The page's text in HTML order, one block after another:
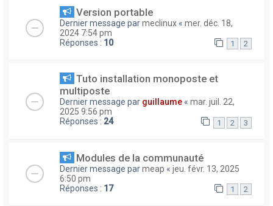
Version portable
Dernier message parmeclinux « mer. déc. 18,
2024 7:54 pm
Réponses : 10 1 2
Tuto installation monoposte et
multiposte
Dernier message par guillaume « mar. juil. 22,
2025 9:56 pm
Réponses : 24 1 2 3
Modules de la communauté
Dernier message parmeap « jeu. févr. 13, 2025
6:50 pm
Réponses : 17 1 2